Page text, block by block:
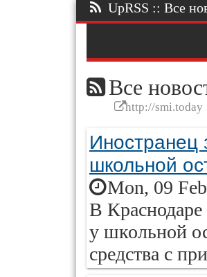
UpRSS :: Все
Все
http://smi.today
Иностранец
школьной
Mon, 09
В Краснодаре
у школьной
средства с